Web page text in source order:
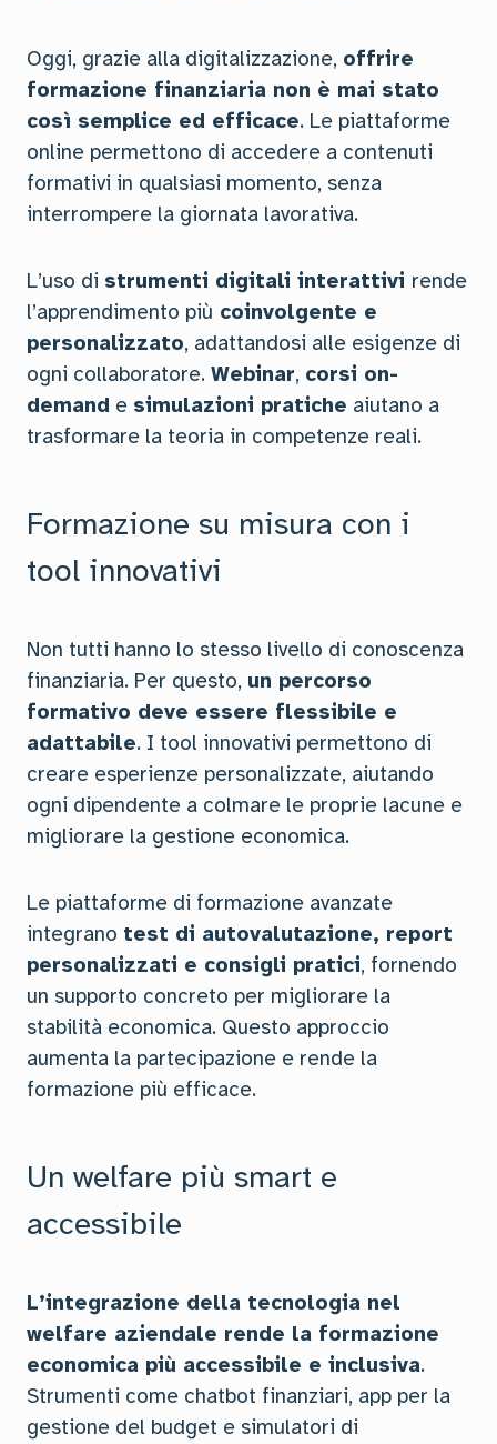
Oggi, grazie alla digitalizzazione, offrire
formazione finanziaria non è mai stato
così semplice ed efficace. Le piattaforme
online permettono di accedere a contenuti
formativi in qualsiasi momento, senza
interrompere la giornata lavorativa.
L’uso di strumenti digitali interattivi rende
l’apprendimento più coinvolgente e
personalizzato, adattandosi alle esigenze di
ogni collaboratore. Webinar, corsi on-
demand e simulazioni pratiche aiutano a
trasformare la teoria in competenze reali.
Formazione su misura con i
tool innovativi
Non tutti hanno lo stesso livello di conoscenza
finanziaria. Per questo, un percorso
formativo deve essere flessibile e
adattabile. I tool innovativi permettono di
creare esperienze personalizzate, aiutando
ogni dipendente a colmare le proprie lacune e
migliorare la gestione economica.
Le piattaforme di formazione avanzate
integrano test di autovalutazione, report
personalizzati e consigli pratici, fornendo
un supporto concreto per migliorare la
stabilità economica. Questo approccio
aumenta la partecipazione e rende la
formazione più efficace.
Un welfare più smart e
accessibile
L’integrazione della tecnologia nel
welfare aziendale rende la formazione
economica più accessibile e inclusiva.
Strumenti come chatbot finanziari, app per la
gestione del budget e simulatori di